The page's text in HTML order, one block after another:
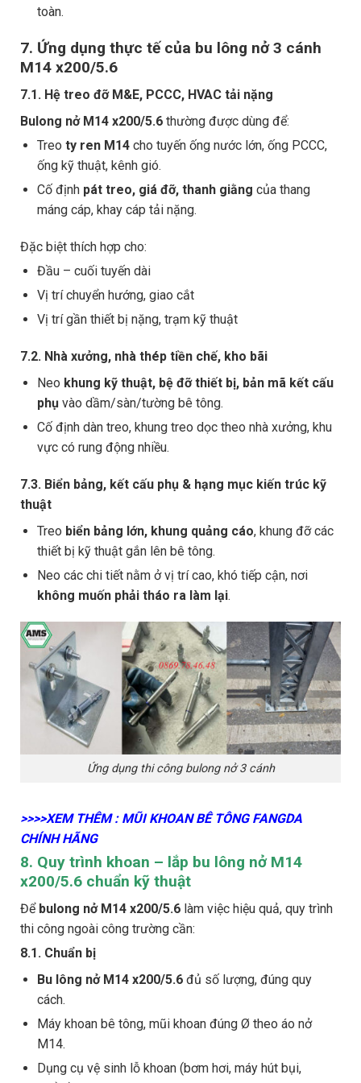
toàn.
7. Ứng dụng thực tế của bu lông nở 3 cánh
M14 x200/5.6
7.1. Hệ treo đỡ M&E, PCCC, HVAC tải nặng
Bulong nở M14 x200/5.6 thường được dùng để:
Treo ty ren M14cho tuyến ống nước lớn, ống PCCC,
ống kỹ thuật, kênh gió.
Cố định pát treo, giá đỡ, thanh giằng của thang
máng cáp, khay cáp tải nặng.
Đặc biệt thích hợp cho:
Đầu – cuối tuyến dài
Vị trí chuyển hướng, giao cắt
Vị trí gần thiết bị nặng, trạm kỹ thuật
7.2. Nhà xưởng, nhà thép tiền chế, kho bãi
Neo khung kỹ thuật, bệ đỡ thiết bị, bản mã kết cấu
phụvào dầm/sàn/tường bê tông.
Cố định dàn treo, khung treo dọc theo nhà xưởng, khu
vực có rung động nhiều.
7.3. Biển bảng, kết cấu phụ & hạng mục kiến trúc kỹ
thuật
Treo biển bảng lớn, khung quảng cáo, khung đỡ các
thiết bị kỹ thuật gắn lên bê tông.
Neo các chi tiết nằm ở vị trí cao, khó tiếp cận, nơi
không muốn phải tháo ra làm lại.
Ứng dụng thi công bulong nở 3 cánh
>>>>XEM THÊM : MŨI KHOAN BÊ TÔNG FANGDA
CHÍNH HÃNG
8. Quy trình khoan – lắp bu lông nở M14
x200/5.6 chuẩn kỹ thuật
Để bulong nở M14 x200/5.6 làm việc hiệu quả, quy trình
thi công ngoài công trường cần:
8.1. Chuẩn bị
Bu lông nở M14 x200/5.6đủ số lượng, đúng quy
cách.
Máy khoan bê tông, mũi khoan đúng Ø theo áo nở
M14.
Dụng cụ vệ sinh lỗ khoan (bơm hơi, máy hút bụi,